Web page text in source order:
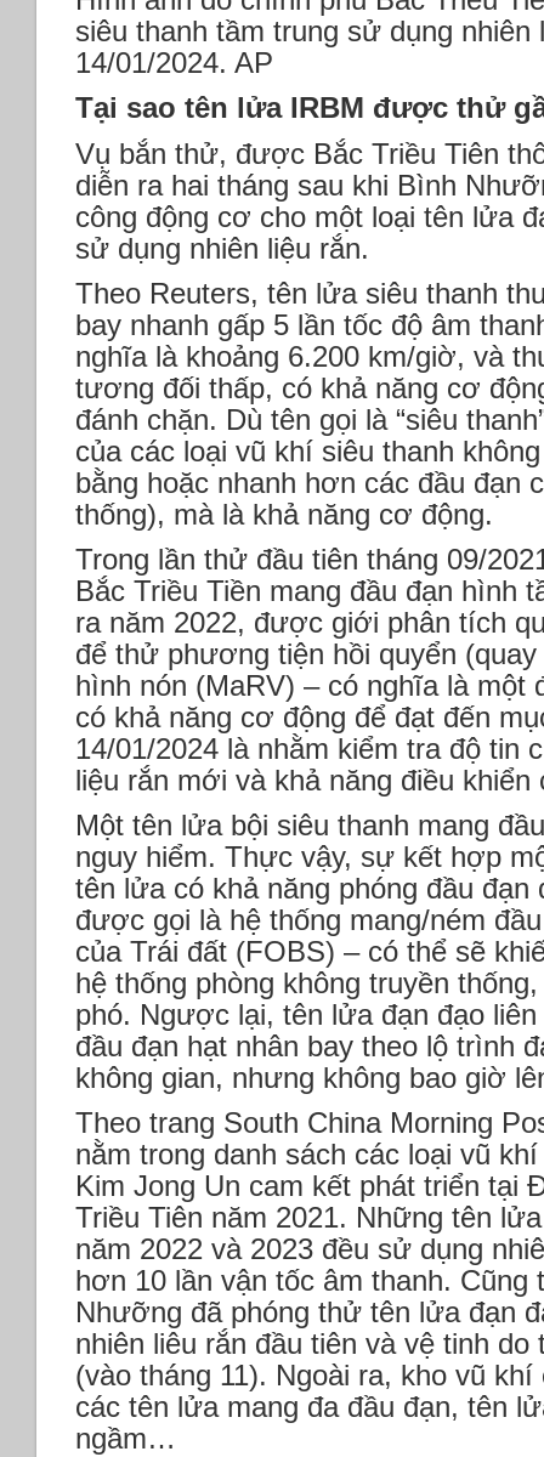
siêu thanh tầm trung sử dụng
14/01/2024. AP
Tại sao tên lửa IRBM được thử
Vụ bắn thử, được Bắc Triều Tiên
diễn ra hai tháng sau khi Bình
công động cơ cho một loại tên lửa
sử dụng nhiên liệu rắn.
Theo Reuters, tên lửa siêu thanh
bay nhanh gấp 5 lần tốc độ âm
nghĩa là khoảng 6.200 km/giờ, và
tương đối thấp, có khả năng cơ
đánh chặn. Dù tên gọi là “siêu
của các loại vũ khí siêu thanh
bằng hoặc nhanh hơn các đầu đạn
thống), mà là khả năng cơ động.
Trong lần thử đầu tiên tháng 09/
Bắc Triều Tiền mang đầu đạn hình
ra năm 2022, được giới phân tích
để thử phương tiện hồi quyển
hình nón (MaRV) – có nghĩa là một
có khả năng cơ động để đạt đến
14/01/2024 là nhằm kiểm tra độ tin
liệu rắn mới và khả năng điều
Một tên lửa bội siêu thanh mang
nguy hiểm. Thực vậy, sự kết hợp
tên lửa có khả năng phóng đầu đạn
được gọi là hệ thống mang/ném
của Trái đất (FOBS) – có thể sẽ
hệ thống phòng không truyền
phó. Ngược lại, tên lửa đạn đạo
đầu đạn hạt nhân bay theo lộ trình
không gian, nhưng không bao giờ
Theo trang South China Morning
nằm trong danh sách các loại vũ
Kim Jong Un cam kết phát triển tại
Triều Tiên năm 2021. Những tên
năm 2022 và 2023 đều sử dụng
hơn 10 lần vận tốc âm thanh. Cũng
Nhưỡng đã phóng thử tên lửa đạn
nhiên liêu rắn đầu tiên và vệ tinh
(vào tháng 11). Ngoài ra, kho vũ
các tên lửa mang đa đầu đạn, tên
ngầm…